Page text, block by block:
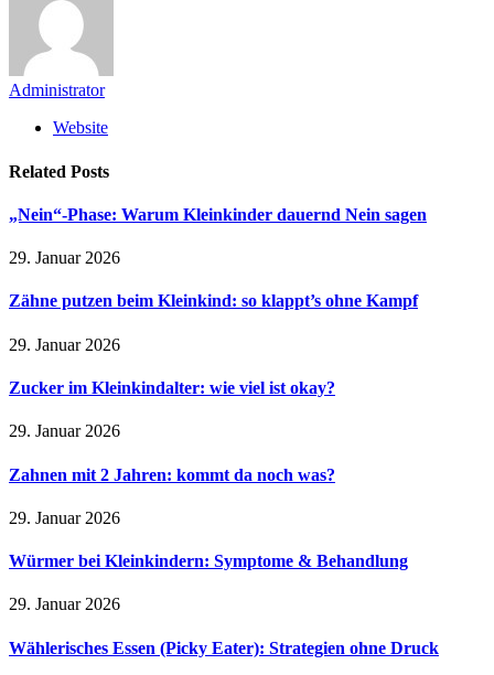
Administrator
Website
Related Posts
„Nein“-Phase: Warum Kleinkinder dauernd Nein sagen
29. Januar 2026
Zähne putzen beim Kleinkind: so klappt’s ohne Kampf
29. Januar 2026
Zucker im Kleinkindalter: wie viel ist okay?
29. Januar 2026
Zahnen mit 2 Jahren: kommt da noch was?
29. Januar 2026
Würmer bei Kleinkindern: Symptome & Behandlung
29. Januar 2026
Wählerisches Essen (Picky Eater): Strategien ohne Druck